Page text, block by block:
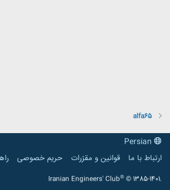
alfa65
ارتباط با ما
قوانین و مقرّرات حریم خصوصی
Iranian Engineers' Club® © 1385-1401.